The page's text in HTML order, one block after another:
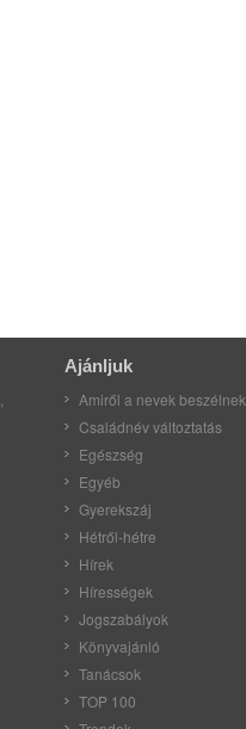
Ajánljuk
Amiről a nevek beszélnek
Családnév változtatás
Egészség
Egyéb
Gyerekszáj
Hétről-hétre
Hírek
Hírességek
Jogszabályok
Könyvajánló
Tanácsok
TOP 100